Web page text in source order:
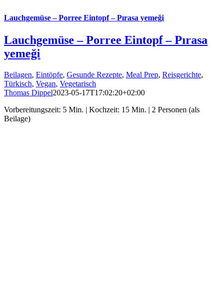
Lauchgemüse – Porree Eintopf – Pırasa yemeği
Lauchgemüse – Porree Eintopf – Pırasa
yemeği
Beilagen, Eintöpfe, Gesunde Rezepte, Meal Prep, Reisgerichte,
Türkisch, Vegan, Vegetarisch
Thomas Dippel2023-05-17T17:02:20+02:00
Vorbereitungszeit: 5 Min. | Kochzeit: 15 Min. | 2 Personen (als
Beilage)